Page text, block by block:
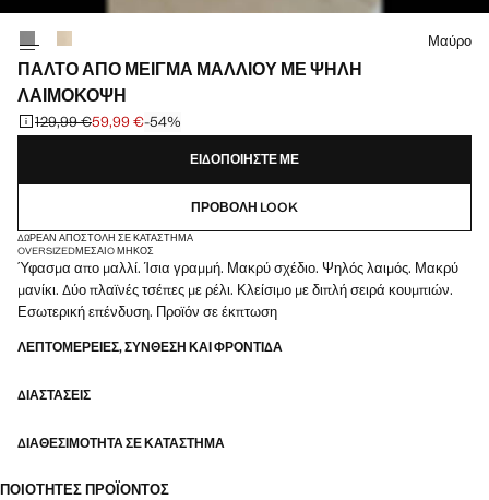
ΠΑΛΤΌ ΑΠΌ ΜΕΊΓΜΑ ΜΑΛΛΙΟΎ ΜΕ ΨΗΛΉ
ΛΑΙΜΌΚΟΨΗ
Αρχική τιμή με διαγραφή [129,99 € ]
129,99 €
Ισχύουσα τιμή [59,99 € ]
59,99 €-54%
Διάλεξε χρώμα
Μαύρο
ΕΙΔΟΠΟΙΉΣΤΕ ΜΕ
ΠΡΟΒΟΛΉ LOOK
ΔΩΡΕΆΝ ΑΠΟΣΤΟΛΉ ΣΕ ΚΑΤΆΣΤΗΜΑ
OVERSIZEDΜΕΣΑΊO ΜΉΚΟΣ
Ύφασμα απο μαλλί. Ίσια γραμμή. Μακρύ σχέδιο. Ψηλός λαιμός. Μακρύ
μανίκι. Δύο πλαϊνές τσέπες με ρέλι. Κλείσιμο με διπλή σειρά κουμπιών.
Εσωτερική επένδυση. Προϊόν σε έκπτωση
ΛΕΠΤΟΜΈΡΕΙΕΣ, ΣΎΝΘΕΣΗ ΚΑΙ ΦΡΟΝΤΊΔΑ
ΔΙΑΣΤΆΣΕΙΣ
ΔΙΑΘΕΣΙΜΌΤΗΤΑ ΣΕ ΚΑΤΆΣΤΗΜΑ
ΠΟΙΌΤΗΤΕΣ ΠΡΟΪΌΝΤΟΣ